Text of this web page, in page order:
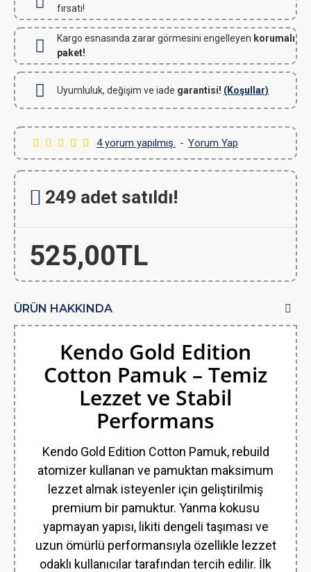
fırsatı!
Kargo esnasında zarar görmesini engelleyen korumalı
paket!
Uyumluluk, değişim ve iade garantisi! (Koşullar)
4 yorum yapılmış. - Yorum Yap
525,00TL
249 adet satıldı!
ÜRÜN HAKKINDA
Kendo Gold Edition
Cotton Pamuk – Temiz
Lezzet ve Stabil
Performans
Kendo Gold Edition Cotton Pamuk, rebuild
atomizer kullanan ve pamuktan maksimum
lezzet almak isteyenler için geliştirilmiş
premium bir pamuktur. Yanma kokusu
yapmayan yapısı, likiti dengeli taşıması ve
uzun ömürlü performansıyla özellikle lezzet
odaklı kullanıcılar tarafından tercih edilir. İlk